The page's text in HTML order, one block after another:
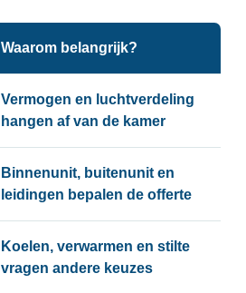
Waarom belangrijk?
Vermogen en luchtverdeling
hangen af van de kamer
Binnenunit, buitenunit en
leidingen bepalen de offerte
Koelen, verwarmen en stilte
vragen andere keuzes